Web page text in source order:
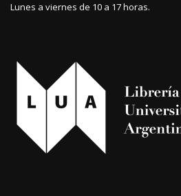
Lunes a viernes de 10 a 17 horas.